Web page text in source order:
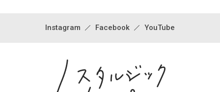
Instagram Facebook YouTube